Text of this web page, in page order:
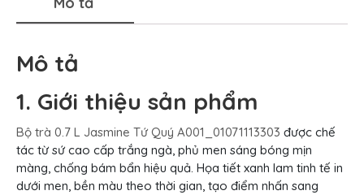
Mô tả
1. Giới thiệu sản phẩm
Bộ trà 0.7 L Jasmine Tứ Quý A001_01071113303 được chế
tác từ sứ cao cấp trắng ngà, phủ men sáng bóng mịn
màng, chống bám bẩn hiệu quả. Họa tiết xanh lam tinh tế in
dưới men, bền màu theo thời gian, tạo điểm nhấn sang